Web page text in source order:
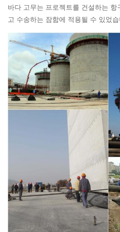
바다 고무는 프로젝트를 건설하는
고 수송하는 잠함에 적용될 수 있었